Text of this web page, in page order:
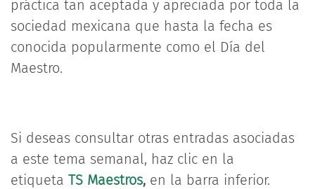
práctica tan aceptada y apreciada por toda la
sociedad mexicana que hasta la fecha es
conocida popularmente como el Día del
Maestro.
Si deseas consultar otras entradas asociadas
a este tema semanal, haz clic en la
etiqueta TS Maestros, en la barra inferior.